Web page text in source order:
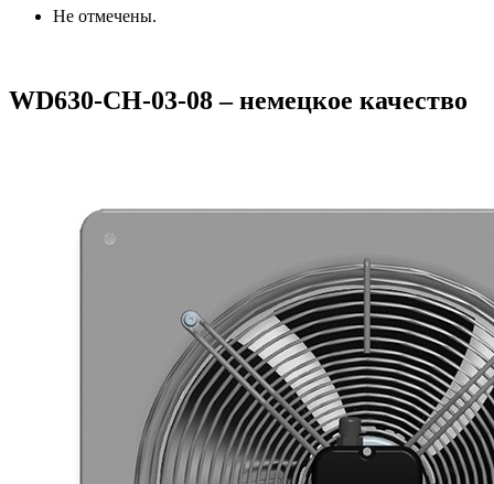
Не отмечены.
WD630-CH-03-08 – немецкое качество